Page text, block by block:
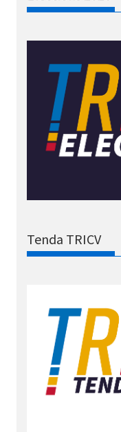
Tenda TRICV